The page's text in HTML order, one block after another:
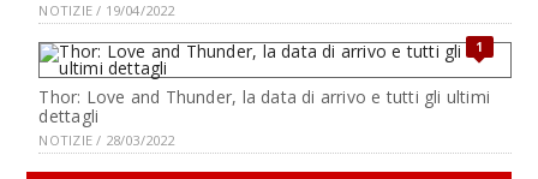
NOTIZIE / 19/04/2022
1
Thor: Love and Thunder, la data di arrivo e tutti gli ultimi
dettagli
NOTIZIE / 28/03/2022